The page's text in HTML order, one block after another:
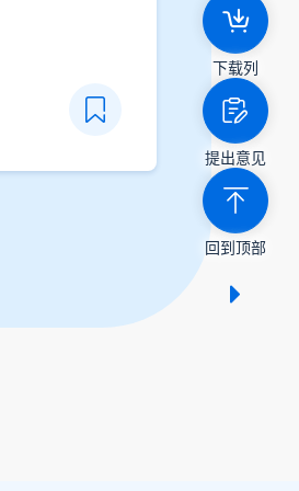
CSV
下载列
提出意见
回到顶部